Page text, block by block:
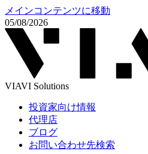
メインコンテンツに移動
05/08/2026
VIAVI Solutions
投資家向け情報
代理店
ブログ
お問い合わせ先検索